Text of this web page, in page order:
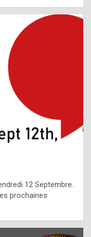
12 Septembre.
prochaines